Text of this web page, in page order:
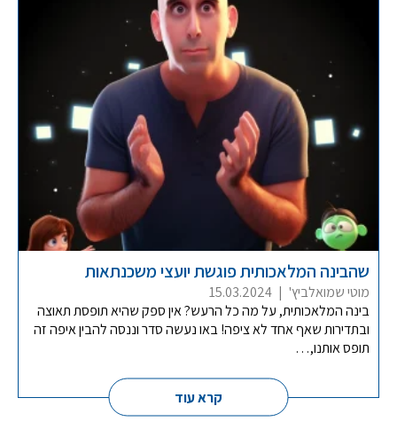
שהבינה המלאכותית פוגשת יועצי משכנתאות
מוטי שמואלביץ' |
15.03.2024
בינה המלאכותית, על מה כל הרעש? אין ספק שהיא תופסת תאוצה
ובתדירות שאף אחד לא ציפה! באו נעשה סדר וננסה להבין איפה זה
תופס אותנו,…
קרא עוד